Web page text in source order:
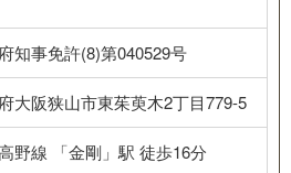
知事免許(8)第040529号
大阪狭山市東茱萸木2丁目779-5
野線 「金剛」駅 徒歩16分